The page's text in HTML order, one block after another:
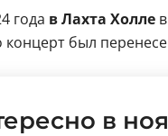
года в Лахта Холле
концерт был
в